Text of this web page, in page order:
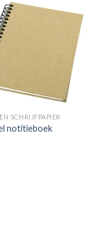
SCHRIJFPAPIER
notitieboek